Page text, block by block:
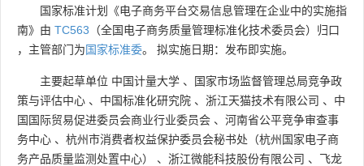
国家标准计划《电子商务平台交易信息管理在企业中的实施指
南》由 TC563 （全国电子商务质量管理标准化技术委员会）归口
，主管部门为国家标准委。 拟实施日期：发布即实施。
主要起草单位 中国计量大学 、
国家市场监督管理总局竞争政
策与评估中心 、 中国标准化研究院 、 浙江天猫技术有限公司 、 中
国国际贸易促进委员会商业行业委员会 、 河南省公平竞争审查事
务中心 、 杭州市消费者权益保护委员会秘书处（杭州国家电子商
务产品质量监测处置中心）
、 浙江微能科技股份有限公司 、 飞龙